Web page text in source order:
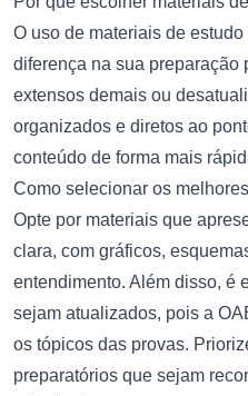
O uso de materiais de
diferença na sua preparação
extensos demais ou
organizados e diretos ao
conteúdo de forma mais
Como selecionar os
Opte por materiais que
clara, com gráficos,
entendimento. Além disso, é
sejam atualizados, pois a
os tópicos das provas.
preparatórios que sejam